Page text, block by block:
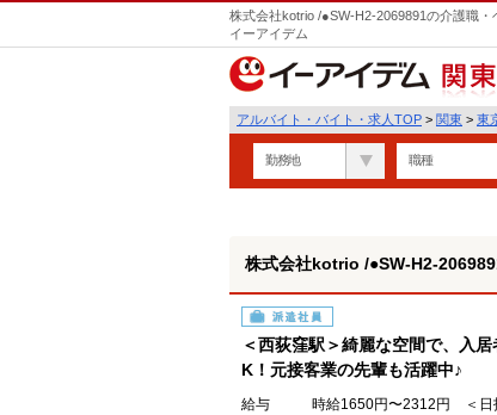
株式会社kotrio /●SW-H2-2069891の介護職
イーアイデム
関東
アルバイト・バイト・求人TOP > 関東 > 東
勤務地 職種
株式会社kotrio /●SW-H2-
派遣社員
＜西荻窪駅＞綺麗な空間で、入
K！元接客業の先輩も活躍中♪
給与
時給1650円〜2312円 ＜日